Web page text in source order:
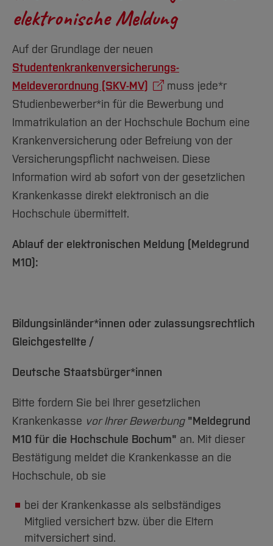
erforderliche Meldung an uns.
Bitte geben Sie dazu unsere Gesonderte
Absendernummer H0000683 an.
[Inhalt zuklappen]
Bitte geben Sie dazu unsere Gesonderte
Absendernummer H0000683
[Inhalt zuklappen]
elektronische Meldung
Auf der Grundlage der neuen
Studentenkrankenversicherungs-
Meldeverordnung (SKV-MV)
muss jede*r
Studienbewerber*in für die Bewerbung und
Immatrikulation an der Hochschule Bochum eine
Krankenversicherung oder Befreiung von der
Versicherungspflicht nachweisen. Diese
Information wird ab sofort von der gesetzlichen
Krankenkasse direkt elektronisch an die
Hochschule übermittelt.
Ablauf der elektronischen Meldung (Meldegrund
M10):
Bildungsinländer*innen oder zulassungsrechtlich
Gleichgestellte /
Deutsche Staatsbürger*innen
Bitte fordern Sie bei Ihrer gesetzlichen
Krankenkasse vor Ihrer Bewerbung "Meldegrund
M10 für die Hochschule Bochum" an. Mit dieser
Bestätigung meldet die Krankenkasse an die
Hochschule, ob sie
bei der Krankenkasse als selbständiges
Mitglied versichert bzw. über die Eltern
mitversichert sind.